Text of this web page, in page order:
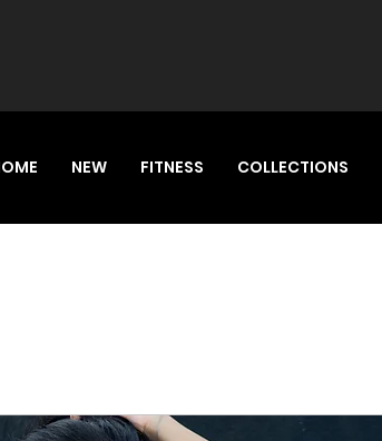
NEW FITNESS COLLECTIONS